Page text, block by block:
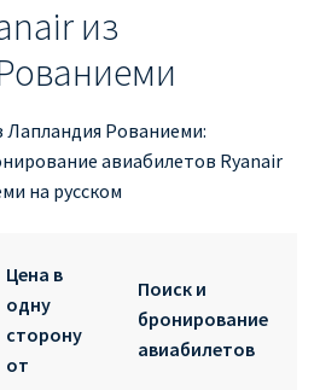
В БЕРЛИН
В БУХАРЕСТ
В ВАРШАВУ
В ЛОНДОН
В МИЛАН
из
Лапландия Рованиеми:
авиабилетов Ryanair
на русском
Цена в
одну
сторону
от
Поиск и
бронирование
авиабилетов